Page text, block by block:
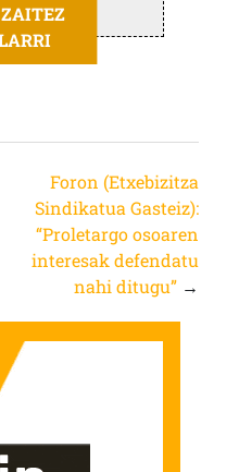
Foron (Etxebizitza
Sindikatua Gasteiz):
“Proletargo osoaren
interesak defendatu
nahi ditugu” →